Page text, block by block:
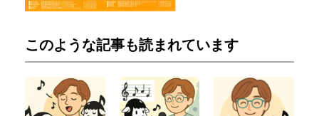
このような記事も読まれています